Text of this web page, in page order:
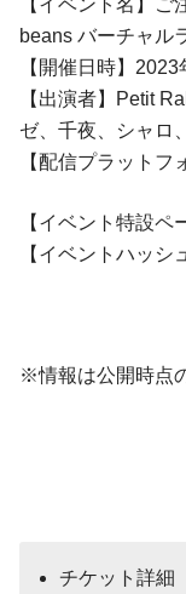
【イベント名】ご
beans バーチャル
【開催日時】
【出演者】Petit
ゼ、千夜、シャロ
【配信プラットフ
【イベント特設ペ
【イベントハッ
※情報は公開時点
チケット詳細